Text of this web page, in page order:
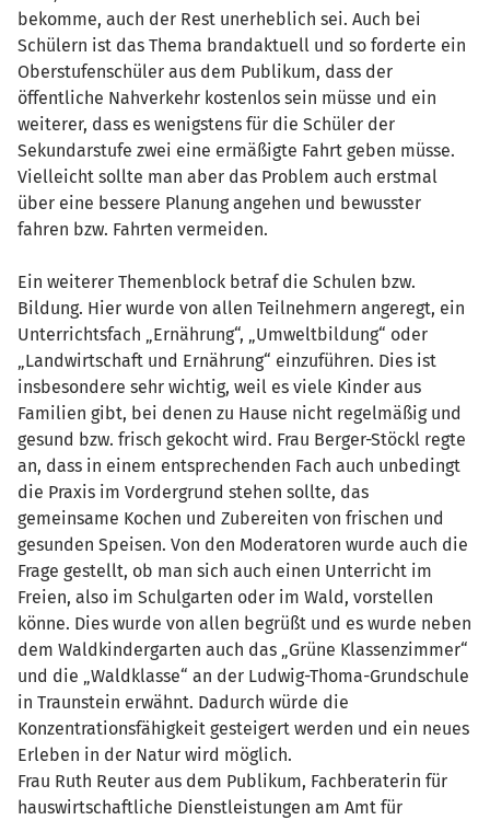
bekomme, auch der Rest unerheblich sei. Auch bei
Schülern ist das Thema brandaktuell und so forderte ein
Oberstufenschüler aus dem Publikum, dass der
öffentliche Nahverkehr kostenlos sein müsse und ein
weiterer, dass es wenigstens für die Schüler der
Sekundarstufe zwei eine ermäßigte Fahrt geben müsse.
Vielleicht sollte man aber das Problem auch erstmal
über eine bessere Planung angehen und bewusster
fahren bzw. Fahrten vermeiden.
Ein weiterer Themenblock betraf die Schulen bzw.
Bildung. Hier wurde von allen Teilnehmern angeregt, ein
Unterrichtsfach „Ernährung“, „Umweltbildung“ oder
„Landwirtschaft und Ernährung“ einzuführen. Dies ist
insbesondere sehr wichtig, weil es viele Kinder aus
Familien gibt, bei denen zu Hause nicht regelmäßig und
gesund bzw. frisch gekocht wird. Frau Berger-Stöckl regte
an, dass in einem entsprechenden Fach auch unbedingt
die Praxis im Vordergrund stehen sollte, das
gemeinsame Kochen und Zubereiten von frischen und
gesunden Speisen. Von den Moderatoren wurde auch die
Frage gestellt, ob man sich auch einen Unterricht im
Freien, also im Schulgarten oder im Wald, vorstellen
könne. Dies wurde von allen begrüßt und es wurde neben
dem Waldkindergarten auch das „Grüne Klassenzimmer“
und die „Waldklasse“ an der Ludwig-Thoma-Grundschule
in Traunstein erwähnt. Dadurch würde die
Konzentrationsfähigkeit gesteigert werden und ein neues
Erleben in der Natur wird möglich.
Frau Ruth Reuter aus dem Publikum, Fachberaterin für
hauswirtschaftliche Dienstleistungen am Amt für